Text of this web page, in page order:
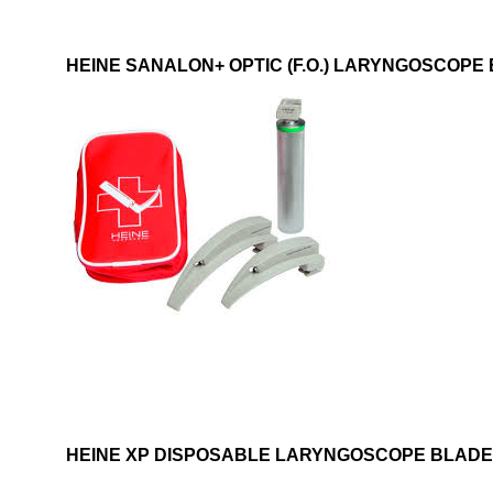
HEINE SANALON+ OPTIC (F.O.) LARYNGOSCOPE
HEINE XP DISPOSABLE LARYNGOSCOPE